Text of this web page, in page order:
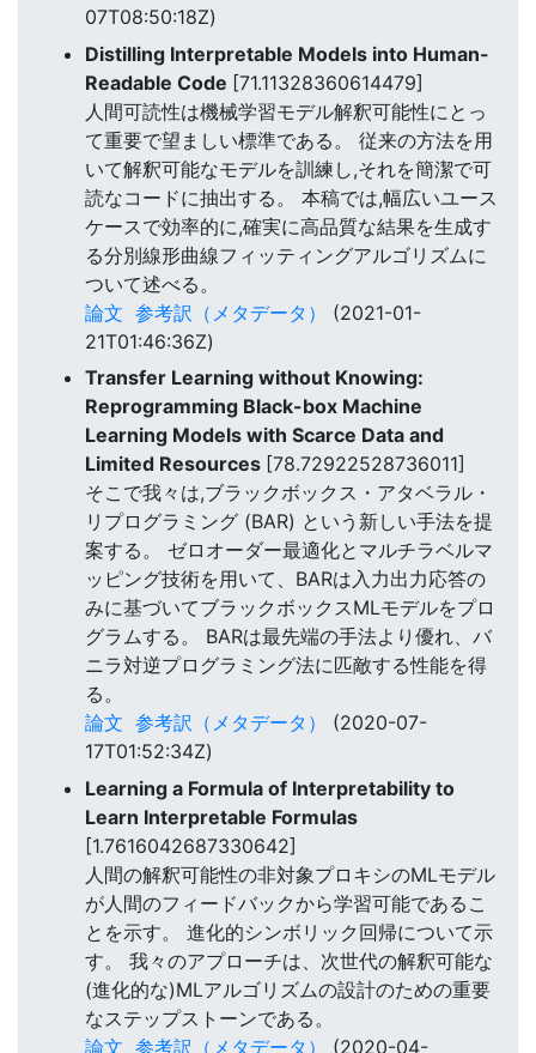
07T08:50:18Z)
Distilling Interpretable Models into Human-
Readable Code [71.11328360614479]
人間可読性は機械学習モデル解釈可能性にとっ
て重要で望ましい標準である。 従来の方法を用
いて解釈可能なモデルを訓練し,それを簡潔で可
読なコードに抽出する。 本稿では,幅広いユース
ケースで効率的に,確実に高品質な結果を生成す
る分別線形曲線フィッティングアルゴリズムに
ついて述べる。
論文 参考訳（メタデータ）
(2021-01-
21T01:46:36Z)
Transfer Learning without Knowing:
Reprogramming Black-box Machine
Learning Models with Scarce Data and
Limited Resources [78.72922528736011]
そこで我々は,ブラックボックス・アタベラル・
リプログラミング (BAR) という新しい手法を提
案する。 ゼロオーダー最適化とマルチラベルマ
ッピング技術を用いて、BARは入力出力応答の
みに基づいてブラックボックスMLモデルをプロ
グラムする。 BARは最先端の手法より優れ、バ
ニラ対逆プログラミング法に匹敵する性能を得
る。
論文 参考訳（メタデータ）
(2020-07-
17T01:52:34Z)
Learning a Formula of Interpretability to
Learn Interpretable Formulas
[1.7616042687330642]
人間の解釈可能性の非対象プロキシのMLモデル
が人間のフィードバックから学習可能であるこ
とを示す。 進化的シンボリック回帰について示
す。 我々のアプローチは、次世代の解釈可能な
(進化的な)MLアルゴリズムの設計のための重要
なステップストーンである。
論文 参考訳（メタデータ） (2020-04-